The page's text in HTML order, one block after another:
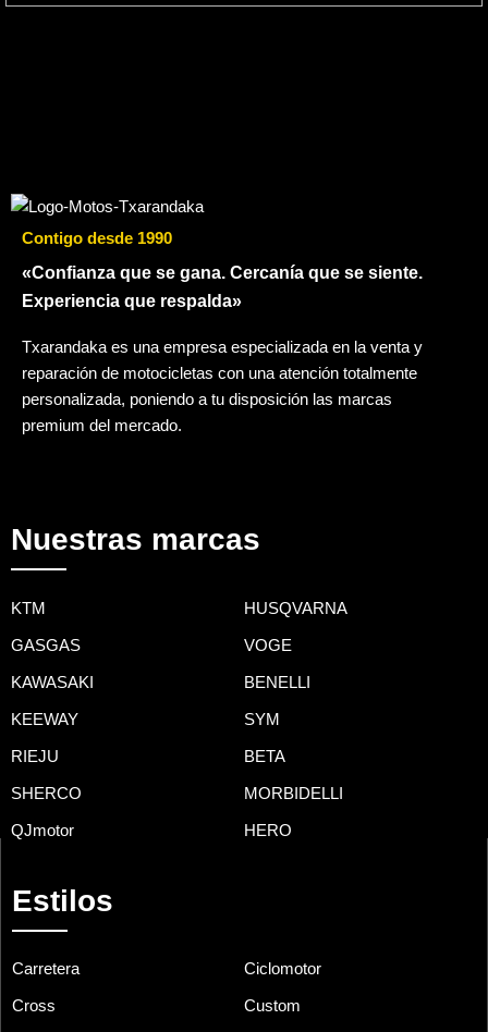
Contigo desde 1990
«Confianza que se gana. Cercanía que se siente.
Experiencia que respalda»
Txarandaka es una empresa especializada en la venta y
reparación de motocicletas con una atención totalmente
personalizada, poniendo a tu disposición las marcas
premium del mercado.
Nuestras marcas
KTM HUSQVARNA
GASGAS VOGE
KAWASAKI BENELLI
KEEWAY SYM
RIEJU BETA
SHERCO MORBIDELLI
QJmotor HERO
Estilos
Carretera Ciclomotor
Cross Custom